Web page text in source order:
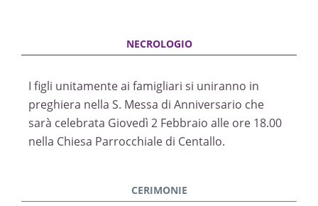
I figli unitamente ai famigliari si uniranno in
preghiera nella S. Messa di Anniversario che
sarà celebrata Giovedì 2 Febbraio alle ore 18.00
nella Chiesa Parrocchiale di Centallo.